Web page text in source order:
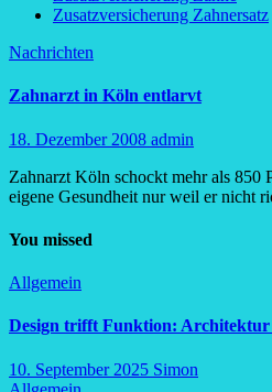
Zusatzversicherung Zahnersatz
Nachrichten
Zahnarzt in Köln entlarvt
18. Dezember 2008 admin
Zahnarzt Köln schockt mehr als 850
eigene Gesundheit nur weil er nicht
You missed
Allgemein
Design trifft Funktion:
10. September 2025 Simon